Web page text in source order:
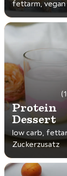
fettarm, vegan
Protein
Dessert
low carb,
Zuckerzusatz